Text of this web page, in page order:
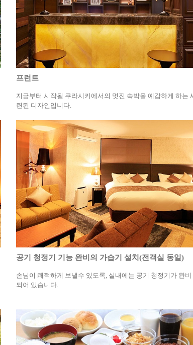
프런트
지금부터 시작될 쿠라시키에서의 멋진 숙박을 예감하게 하는
련된 디자인입니다.
공기 청정기 기능 완비의 가습기 설치(전객실 동일)
손님이 쾌적하게 보낼수 있도록, 실내에는 공기 청정기가 완비
되어 있습니다.